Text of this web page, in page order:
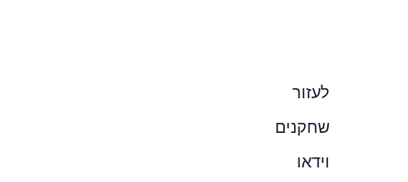
לעזור
שחקנים
וידאו